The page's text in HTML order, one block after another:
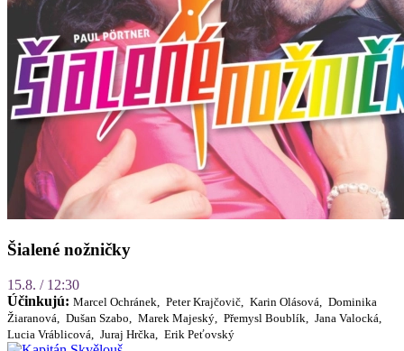
Šialené nožničky
15.8. / 12:30
Účinkujú: Marcel Ochránek, Peter Krajčovič, Karin Olásová,
Dominika
Žiaranová,
Dušan Szabo, Marek Majeský, Přemysl Boublík,
Jana Valocká,
Lucia Vráblicová,
Juraj Hrčka, Erik Peťovský